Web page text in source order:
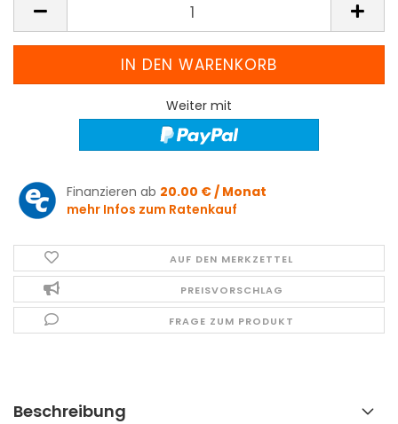
Weiter mit
Finanzieren ab 20.00 € / Monat
mehr Infos zum Ratenkauf
AUF DEN MERKZETTEL
PREISVORSCHLAG
FRAGE ZUM PRODUKT
Beschreibung